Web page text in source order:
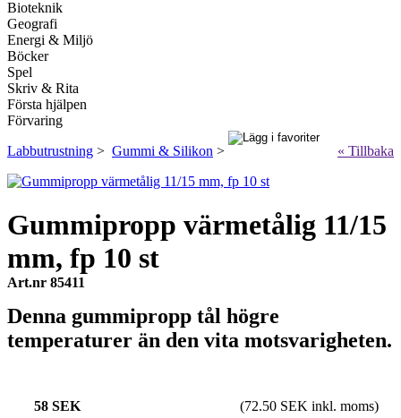
Bioteknik
Geografi
Energi & Miljö
Böcker
Spel
Skriv & Rita
Första hjälpen
Förvaring
Labbutrustning > Gummi & Silikon > « Tillbaka
Gummipropp värmetålig 11/15
mm, fp 10 st
Art.nr 85411
Denna gummipropp tål högre
temperaturer än den vita motsvarigheten.
58 SEK (72.50 SEK inkl. moms)